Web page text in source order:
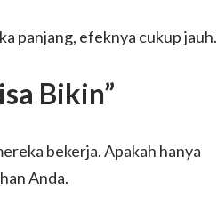
panjang, efeknya cukup jauh.
Bikin”
bekerja. Apakah hanya
Anda.